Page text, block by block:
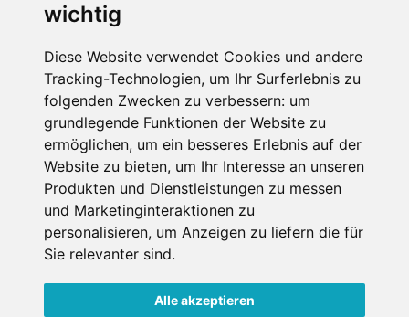
wichtig
Diese Website verwendet Cookies und andere
Tracking-Technologien, um Ihr Surferlebnis zu
folgenden Zwecken zu verbessern: um
grundlegende Funktionen der Website zu
ermöglichen, um ein besseres Erlebnis auf der
Website zu bieten, um Ihr Interesse an unseren
Produkten und Dienstleistungen zu messen
und Marketinginteraktionen zu
personalisieren, um Anzeigen zu liefern die für
Sie relevanter sind.
Alle akzeptieren
Die Schneehoehen Ski APP für iOS und Android - Ein
Muss für alle Wintersportler und Schneefreaks!
Impressum
Datenschutz
Nutzungsbedingungen
Portale
FAQ Newsletter Mediadaten